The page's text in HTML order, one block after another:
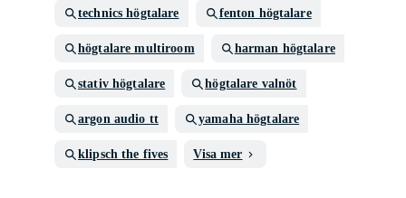
technics högtalare fenton högtalare
högtalare multiroom harman högtalare
stativ högtalare högtalare valnöt
argon audio tt yamaha högtalare
klipsch the fives Visa mer